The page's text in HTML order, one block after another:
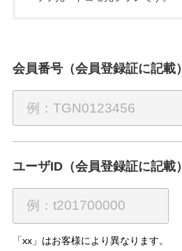
会員番号（会員登録証に記載）
ユーザID（会員登録証に記載）
「xx」はお客様により異なります。